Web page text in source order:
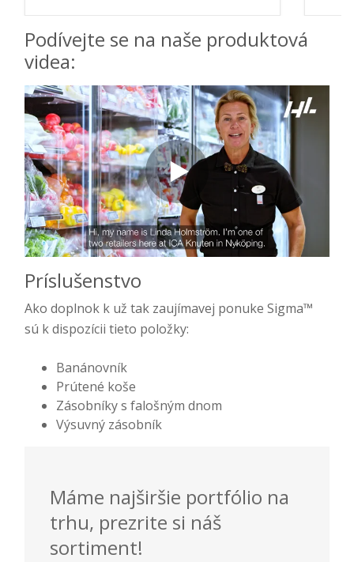
Podívejte se na naše produktová
videa:
Príslušenstvo
Ako doplnok k už tak zaujímavej ponuke Sigma™
sú k dispozícii tieto položky:
Banánovník
Prútené koše
Zásobníky s falošným dnom
Výsuvný zásobník
Máme najširšie portfólio na
trhu, prezrite si náš
sortiment!